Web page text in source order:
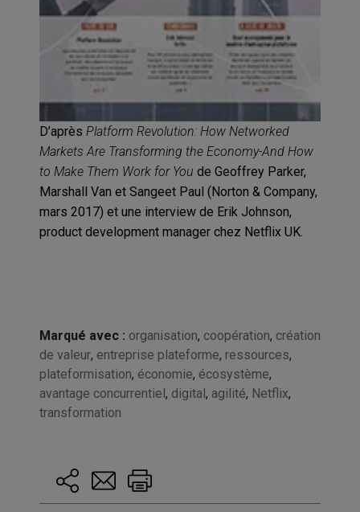
D’après Platform Revolution: How Networked
Markets Are Transforming the Economy-And How
to Make Them Work for You de Geoffrey Parker,
Marshall Van et Sangeet Paul (Norton & Company,
mars 2017) et une interview de Erik Johnson,
product development manager chez Netflix UK.
Marqué avec : organisation, coopération, création
de valeur, entreprise plateforme, ressources,
plateformisation, économie, écosystème,
avantage concurrentiel, digital, agilité, Netflix,
transformation